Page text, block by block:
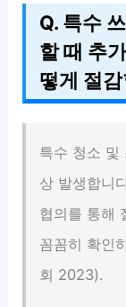
Q. 특수
할 때 추
떻게 절
특수 청소 및
상 발생합니
협의를 통해
꼼꼼히 확인
회 2023).